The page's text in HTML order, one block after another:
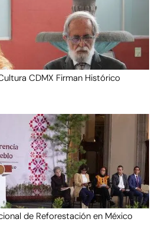
CDMX Firman Histórico
de Reforestación en México